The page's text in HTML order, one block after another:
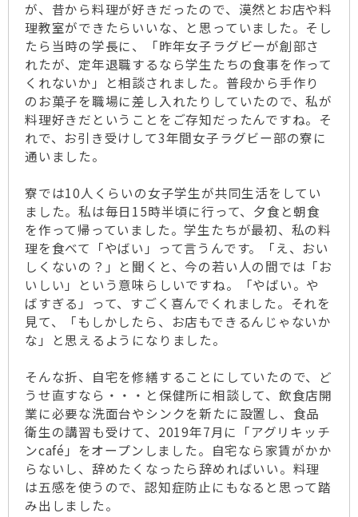
が、昔から料理が好きだったので、漠然とお店や料
理教室ができたらいいな、と思っていました。そし
たら当時の学長に、「昨年女子ラグビーが創部さ
れたが、定年退職するなら学生たちの食事を作って
くれないか」と相談されました。普段から手作り
のお菓子を職場に差し入れたりしていたので、私が
料理好きだということをご存知だったんですね。そ
れで、お引き受けして3年間女子ラグビー部の寮に
通いました。
寮では10人くらいの女子学生が共同生活をしてい
ました。私は毎日15時半頃に行って、夕食と朝食
を作って帰っていました。学生たちが最初、私の料
理を食べて「やばい」って言うんです。「え、おい
しくないの？」と聞くと、今の若い人の間では「お
いしい」という意味らしいですね。「やばい。や
ばすぎる」って、すごく喜んでくれました。それを
見て、「もしかしたら、お店もできるんじゃないか
な」と思えるようになりました。
そんな折、自宅を修繕することにしていたので、ど
うせ直すなら・・・と保健所に相談して、飲食店開
業に必要な洗面台やシンクを新たに設置し、食品
衛生の講習も受けて、2019年7月に「アグリキッチ
ンcafé」をオープンしました。自宅なら家賃がかか
らないし、辞めたくなったら辞めればいい。料理
は五感を使うので、認知症防止にもなると思って踏
み出しました。